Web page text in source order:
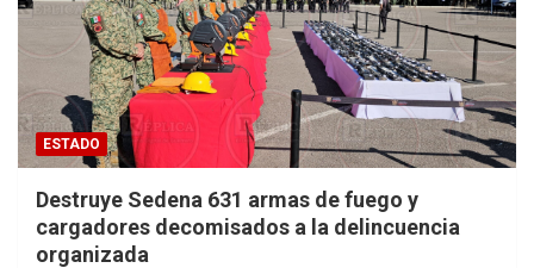
ESTADO
Destruye Sedena 631 armas de fuego y
cargadores decomisados a la delincuencia
organizada